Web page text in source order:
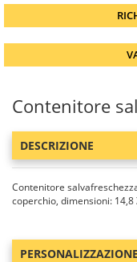
Contenitore
DESCRIZIONE
Contenitore
coperchio, dimensioni: 14,8
PERSONALIZZAZIONE